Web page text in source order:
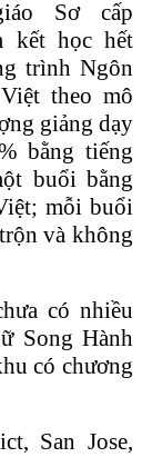
Sơ cấp
kết học hết
trình Ngôn
theo mô
giảng dạy
bằng tiếng
buổi bằng
mỗi buổi
và không
có nhiều
Song Hành
có chương
San Jose,